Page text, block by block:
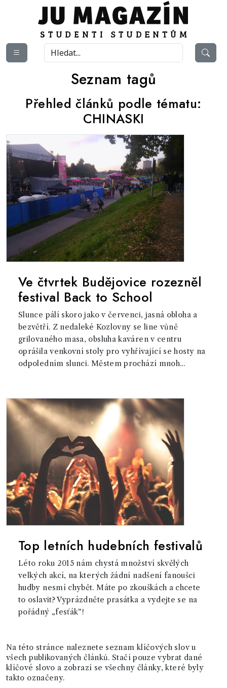
Seznam tagů
Přehled článků podle tématu:
CHINASKI
Ve čtvrtek Budějovice rozezněl
festival Back to School
Slunce pálí skoro jako v červenci, jasná obloha a
bezvětří. Z nedaleké Kozlovny se line vůně
grilovaného masa, obsluha kaváren v centru
oprášila venkovní stoly pro vyhřívající se hosty na
odpoledním slunci. Městem prochází mnoh...
Top letních hudebních festivalů
Léto roku 2015 nám chystá množství skvělých
velkých akcí, na kterých žádní nadšení fanoušci
hudby nesmí chybět. Máte po zkouškách a chcete
to oslavit? Vyprázdněte prasátka a vydejte se na
pořádný „fesťák“!
Na této stránce naleznete seznam klíčových slov u
všech publikovaných článků. Stačí pouze vybrat dané
klíčové slovo a zobrazí se všechny články, které byly
takto označeny.